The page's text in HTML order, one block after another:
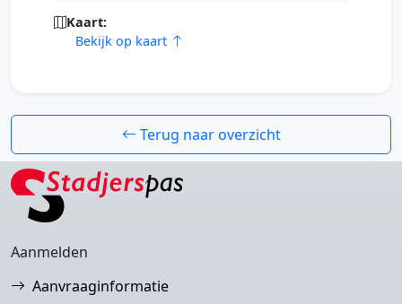
Kaart:
Bekijk op kaart
Terug naar overzicht
Aanmelden
Aanvraaginformatie